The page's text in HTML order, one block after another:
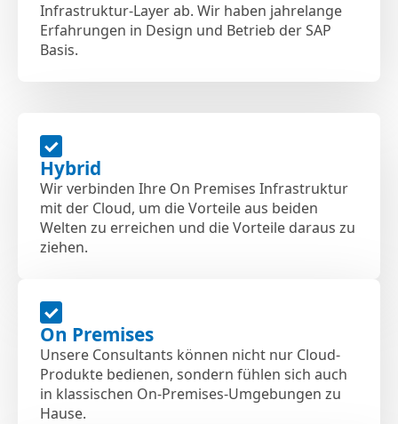
Infrastruktur-Layer ab. Wir haben jahrelange
Erfahrungen in Design und Betrieb der SAP
Basis.
Hybrid
Wir verbinden Ihre On Premises Infrastruktur
mit der Cloud, um die Vorteile aus beiden
Welten zu erreichen und die Vorteile daraus zu
ziehen.
On Premises
Unsere Consultants können nicht nur Cloud-
Produkte bedienen, sondern fühlen sich auch
in klassischen On-Premises-Umgebungen zu
Hause.